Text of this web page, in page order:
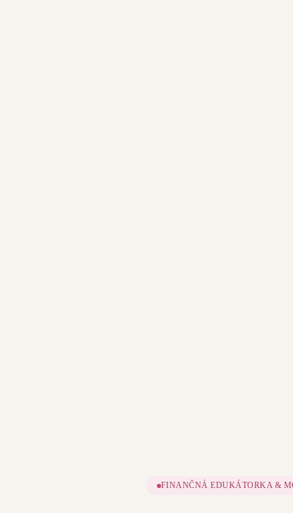
FINANČNÁ EDUKÁTORKA &